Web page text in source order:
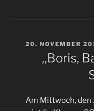
VERÖFFENTLICHT
20. NOVEMBER
,,Boris,
Am Mittwoch, den